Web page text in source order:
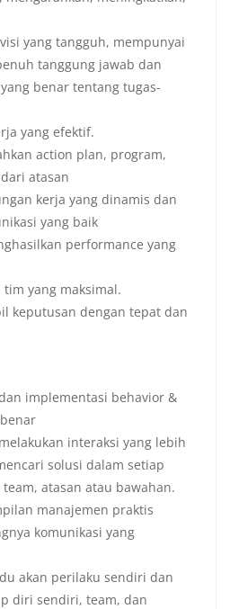
yang tangguh, mempunyai
tanggung jawab dan
benar tentang tugas-
yang efektif.
action plan, program,
atasan
kerja yang dinamis dan
yang baik
performance yang
yang maksimal.
keputusan dengan tepat dan
implementasi behavior &
interaksi yang lebih
solusi dalam setiap
atasan atau bawahan.
manajemen praktis
komunikasi yang
akan perilaku sendiri dan
diri sendiri, team, dan